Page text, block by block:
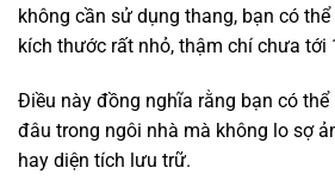
không cần sử dụng thang, bạn có
kích thước rất nhỏ, thậm chí chưa tới
Điều này đồng nghĩa rằng bạn có
đâu trong ngôi nhà mà không lo sợ
hay diện tích lưu trữ.